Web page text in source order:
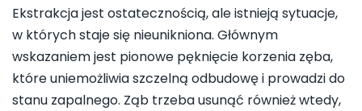
Ekstrakcja jest ostatecznością, ale istnieją sytuacje,
w których staje się nieunikniona. Głównym
wskazaniem jest pionowe pęknięcie korzenia zęba,
które uniemożliwia szczelną odbudowę i prowadzi do
stanu zapalnego. Ząb trzeba usunąć również wtedy,